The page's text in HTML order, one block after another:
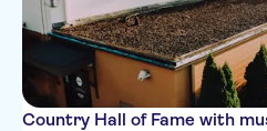
Country Hall of Fame with